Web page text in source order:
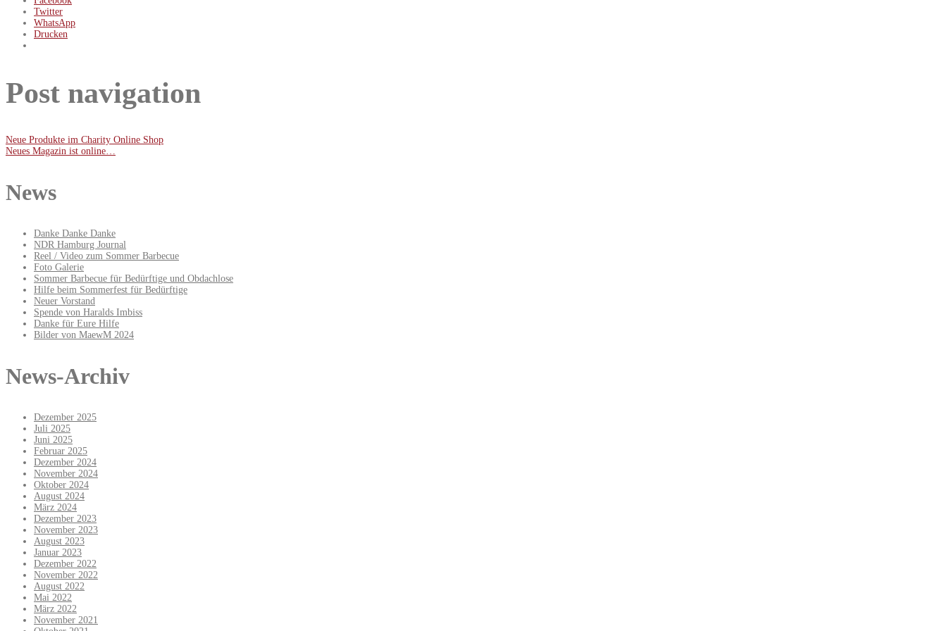
Twitter
WhatsApp
Drucken
Post navigation
Neue Produkte im Charity Online Shop
Neues Magazin ist online…
News
Danke Danke Danke
NDR Hamburg Journal
Reel / Video zum Sommer Barbecue
Foto Galerie
Sommer Barbecue für Bedürftige und Obdachlose
Hilfe beim Sommerfest für Bedürftige
Neuer Vorstand
Spende von Haralds Imbiss
Danke für Eure Hilfe
Bilder von MaewM 2024
News-Archiv
Dezember 2025
Juli 2025
Juni 2025
Februar 2025
Dezember 2024
November 2024
Oktober 2024
August 2024
März 2024
Dezember 2023
November 2023
August 2023
Januar 2023
Dezember 2022
November 2022
August 2022
Mai 2022
März 2022
November 2021